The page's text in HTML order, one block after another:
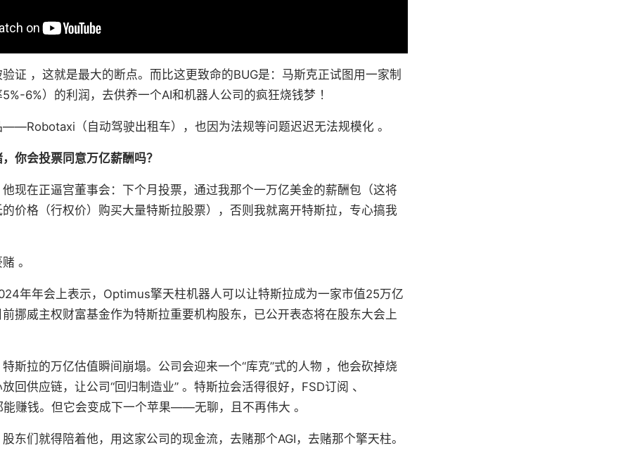
证 ，这就是最大的断点。而比这更致命的BUG是：马斯克正试图用一家制
6%）的利润，去供养一个AI和机器人公司的疯狂烧钱梦 ！
（自动驾驶出租车），也因为法规等问题迟迟无法规模化 。
你会投票同意万亿薪酬吗？
现在正逼宫董事会：下个月投票，通过我那个一万亿美金的薪酬包（这将
价格（行权价）购买大量特斯拉股票），否则我就离开特斯拉，专心搞我
。
年年会上表示，Optimus擎天柱机器人可以让特斯拉成为一家市值25万亿
挪威主权财富基金作为特斯拉重要机构股东，已公开表态将在股东大会上
斯拉的万亿估值瞬间崩塌。公司会迎来一个“库克”式的人物 ，他会砍掉烧
回供应链，让公司“回归制造业” 。特斯拉会活得很好，FSD订阅 、
赚钱。但它会变成下一个苹果——无聊，且不再伟大 。
东们就得陪着他，用这家公司的现金流，去赌那个AGI，去赌那个擎天柱。